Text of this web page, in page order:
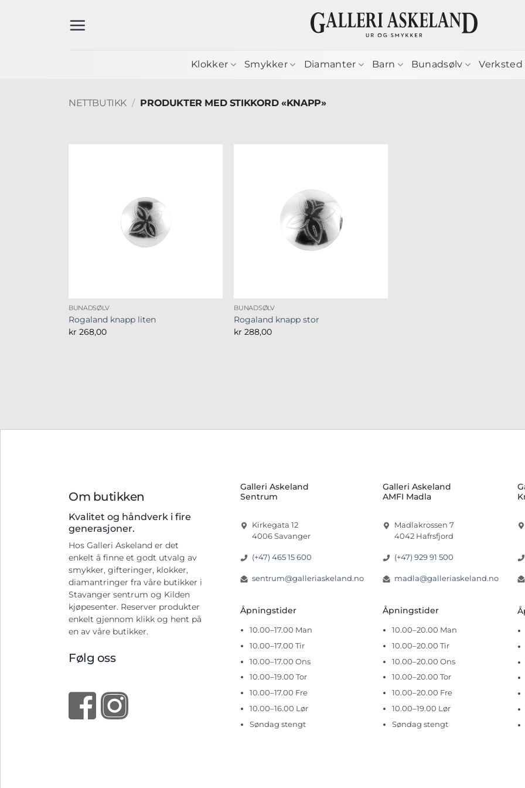
Klokker Smykker Diamanter Barn Bunadsølv Verksted
NETTBUTIKK / PRODUKTER MED STIKKORD «KNAPP»
BUNADSØLV
Rogaland knapp liten
kr 268,00
BUNADSØLV
Rogaland knapp stor
kr 288,00
Om butikken
Kvalitet og håndverk i fire
generasjoner.
Hos Galleri Askeland er det
enkelt å finne et godt utvalg av
smykker, gifteringer, klokker,
diamantringer fra våre butikker i
Stavanger sentrum og Kilden
kjøpesenter. Reserver produkter
enkelt gjennom klikk og hent på
en av våre butikker.
Følg oss
Galleri Askeland
Sentrum
Kirkegata 12
4006 Savanger
(+47) 465 15 600
sentrum@galleriaskeland.no
Åpningstider
10.00–17.00 Man
10.00–17.00 Tir
10.00–17.00 Ons
10.00–19.00 Tor
10.00–17.00 Fre
10.00–16.00 Lør
Søndag stengt
Galleri Askeland
AMFI Madla
Madlakrossen 7
4042 Hafrsfjord
(+47) 929 91 500
madla@galleriaskeland.no
Åpningstider
10.00–20.00 Man
10.00–20.00 Tir
10.00–20.00 Ons
10.00–20.00 Tor
10.00–20.00 Fre
10.00–19.00 Lør
Søndag stengt